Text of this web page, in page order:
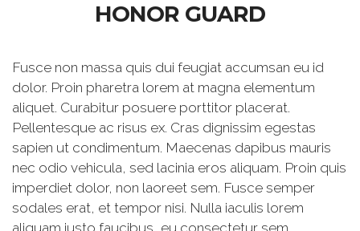
HONOR GUARD
Fusce non massa quis dui feugiat accumsan eu id
dolor. Proin pharetra lorem at magna elementum
aliquet. Curabitur posuere porttitor placerat.
Pellentesque ac risus ex. Cras dignissim egestas
sapien ut condimentum. Maecenas dapibus mauris
nec odio vehicula, sed lacinia eros aliquam. Proin quis
imperdiet dolor, non laoreet sem. Fusce semper
sodales erat, et tempor nisi. Nulla iaculis lorem
aliquam justo faucibus, eu consectetur sem